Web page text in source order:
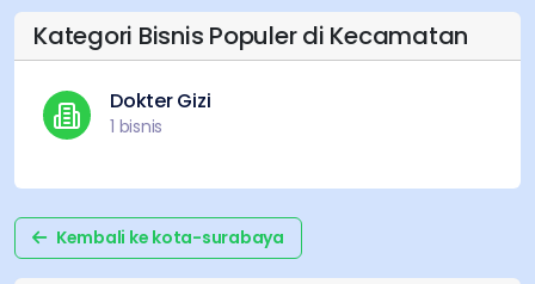
Kategori Bisnis Populer di Kecamatan
Dokter Gizi
1 bisnis
Kembali ke kota-surabaya